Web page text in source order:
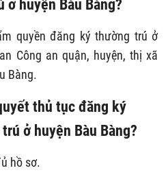
huyện Bàu Bàng?
quyền đăng ký thường trú ở
Công an quận, huyện, thị xã
Bàng.
thủ tục đăng ký
ở huyện Bàu Bàng?
hồ sơ.